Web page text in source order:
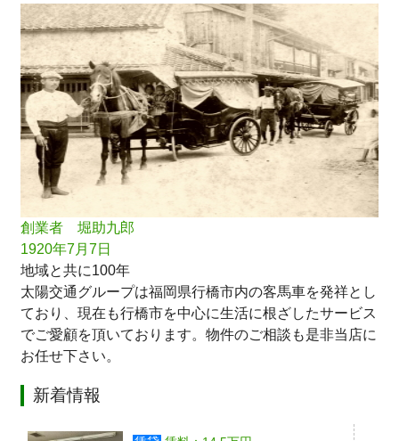
創業者 堀助九郎
1920年7月7日
地域と共に100年
太陽交通グループは福岡県行橋市内の客馬車を発祥とし
ており、現在も行橋市を中心に生活に根ざしたサービス
でご愛顧を頂いております。物件のご相談も是非当店に
お任せ下さい。
新着情報